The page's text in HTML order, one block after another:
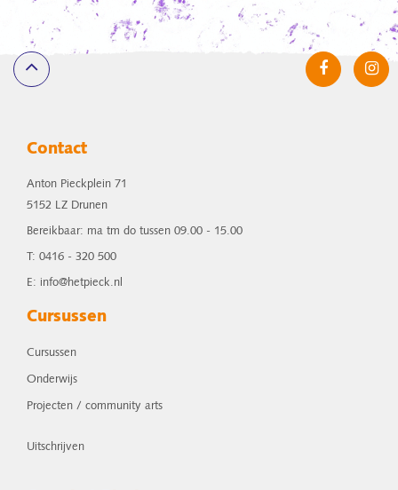
Contact
Anton Pieckplein 71
5152 LZ Drunen
Bereikbaar: ma tm do tussen 09.00 - 15.00
T: 0416 - 320 500
E: info@hetpieck.nl
Cursussen
Cursussen
Onderwijs
Projecten / community arts
Uitschrijven